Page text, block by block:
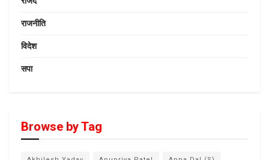
राजनीति
विदेश
सपा
Browse by Tag